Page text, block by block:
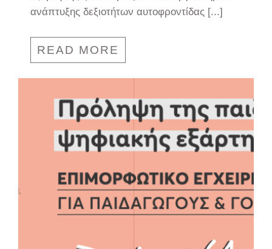
ανάπτυξης δεξιοτήτων αυτοφροντίδας [...]
READ MORE